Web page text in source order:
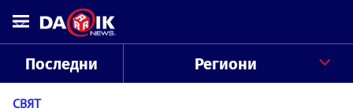
Последни Региони
СВЯТ